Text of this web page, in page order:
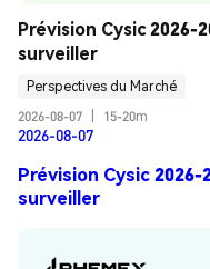
Prévision Cysic 2026-
surveiller
Perspectives du Marché
2026-08-07
15-20m
2026-08-07
Prévision Cysic
surveiller